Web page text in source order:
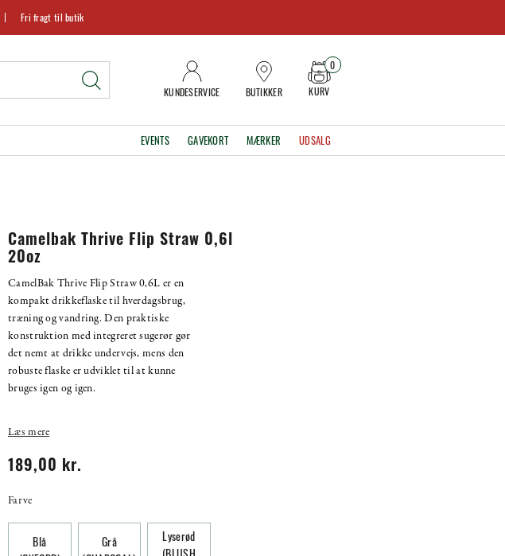
Fri fragt til butik
KUNDESERVICE BUTIKKER KURV
0
EVENTS GAVEKORT MÆRKER UDSALG
Camelbak Thrive Flip Straw 0,6l
20oz
CamelBak Thrive Flip Straw 0,6L er en
kompakt drikkeflaske til hverdagsbrug,
træning og vandring. Den praktiske
konstruktion med integreret sugerør gør
det nemt at drikke undervejs, mens den
robuste flaske er udviklet til at kunne
bruges igen og igen.
Læs mere
189,00 kr.
Farve
Blå
Grå
Lyserød